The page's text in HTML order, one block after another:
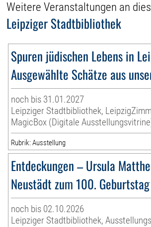
Weitere Veranstaltungen an
Leipziger Stadtbibliothek
Spuren jüdischen Lebens in
Ausgewählte Schätze aus
noch bis 31.01.2027
Leipziger Stadtbibliothek,
MagicBox (Digitale
Rubrik: Ausstellung
Entdeckungen – Ursula
Neustädt zum 100. Geburtstag
noch bis 02.10.2026
Leipziger Stadtbibliothek,